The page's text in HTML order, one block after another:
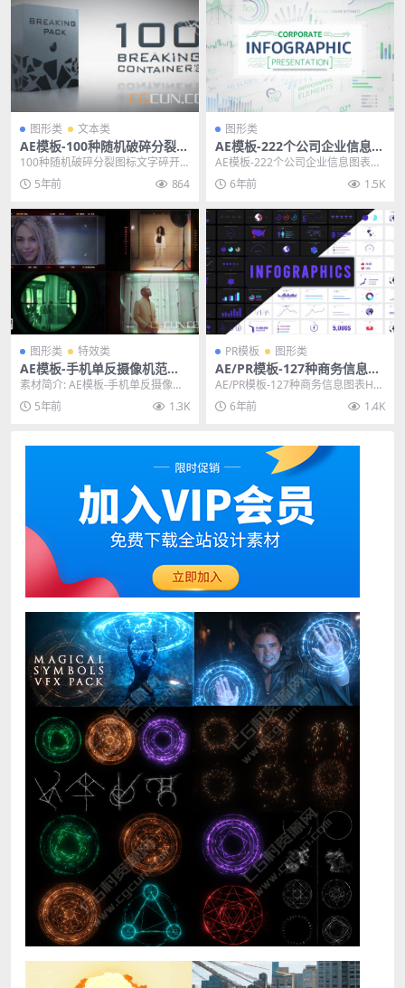
图形类 文本类
AE模板-100种随机破碎分裂图
标文字碎开特效动画模板CG村
网
100种随机破碎分裂图标文字碎开
特效动画模板,破碎包是一个独特的
包，其中包括 1...
5年前 864
图形类
AE模板-222个公司企业信息图
表商务数据展示动画模板
AE模板-222个公司企业信息图表商
务数据展示动画模板 Corporate I
n... 6年前 1.5K
图形类 特效类
AE模板-手机单反摄像机范围
取景器瞄准镜拍照UI界面模板
素材简介: AE模板-手机单反摄像机
范围取景器瞄准镜拍照UI界面模
板，易于编辑，...
5年前 1.3K
PR模板 图形类
AE/PR模板-127种商务信息图
表HUD元素图标动画模板 Inf
ographics
AE/PR模板-127种商务信息图表HU
D元素图标动画模板 Infographi...
6年前 1.4K